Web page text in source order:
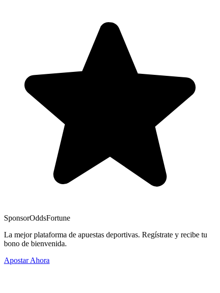
SponsorOddsFortune
La mejor plataforma de apuestas deportivas. Regístrate y recibe tu
bono de bienvenida.
Apostar Ahora